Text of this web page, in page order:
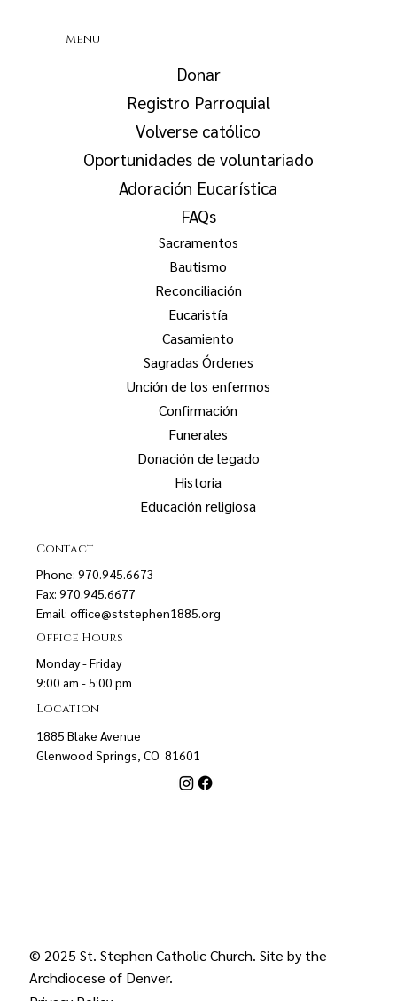
Menu
Donar
Registro Parroquial
Volverse católico
Oportunidades de voluntariado
Adoración Eucarística
FAQs
Sacramentos
Bautismo
Reconciliación
Eucaristía
Casamiento
Sagradas Órdenes
Unción de los enfermos
Confirmación
Funerales
Donación de legado
Historia
Educación religiosa
Contact
Phone: 970.945.6673
Fax: 970.945.6677
Email:office@ststephen1885.org
Office Hours
Monday - Friday
9:00 am - 5:00 pm
Location
1885 Blake Avenue
Glenwood Springs, CO 81601
© 2025 St. Stephen Catholic Church. Site by the
Archdiocese of Denver.